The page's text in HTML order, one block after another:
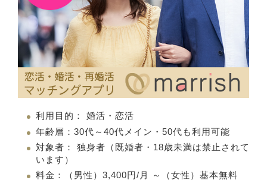
利用目的： 婚活・恋活
年齢層：30代～40代メイン・50代も利用可能
対象者： 独身者（既婚者・18歳未満は禁止されて
います）
料金：（男性）3,400円/月 ～（女性）基本無料